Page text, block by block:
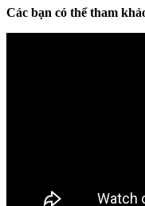
Các bạn có thể tham